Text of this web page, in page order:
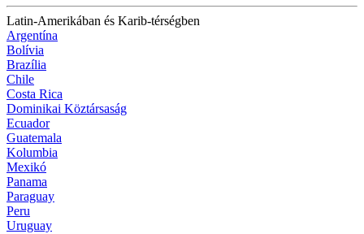
Latin-Amerikában és Karib-térségben
Argentína
Bolívia
Brazília
Chile
Costa Rica
Dominikai Köztársaság
Ecuador
Guatemala
Kolumbia
Mexikó
Panama
Paraguay
Peru
Uruguay